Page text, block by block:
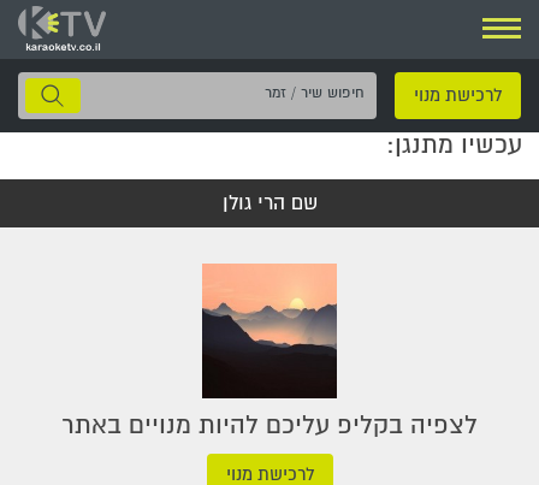
ניווט
לרכישת מנוי
חיפוש
שיר
עכשיו מתנגן:
שם הרי גולן
לצפיה בקליפ עליכם להיות מנויים באתר
לרכישת מנוי